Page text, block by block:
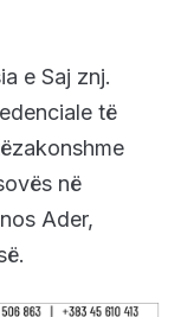
e Saj znj.
të
në
Ader,